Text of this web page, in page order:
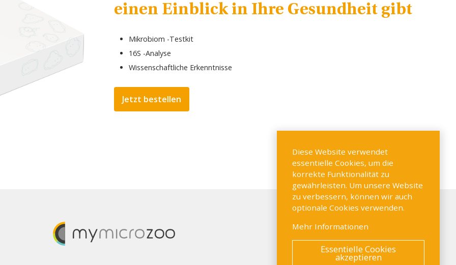
einen Einblick in Ihre Gesundheit gibt
Mikrobiom -Testkit
16S -Analyse
Wissenschaftliche Erkenntnisse
Jetzt bestellen
Diese Website verwendet
essentielle Cookies, um die
korrekte Funktionalität zu
gewährleisten. Um unsere Website
zu verbessern, können wir auch
optionale Cookies verwenden.
Mehr Informationen
Essentielle Cookies
akzeptieren